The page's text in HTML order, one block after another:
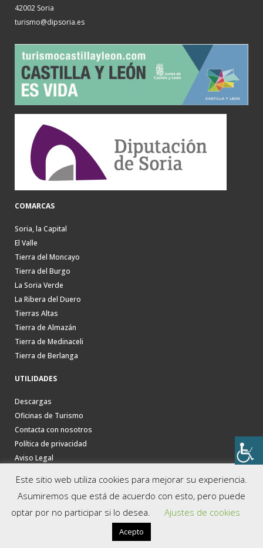
42002 Soria
turismo@dipsoria.es
COMARCAS
Soria, la Capital
El Valle
Tierra del Moncayo
Tierra del Burgo
La Soria Verde
La Ribera del Duero
Tierras Altas
Tierra de Almazán
Tierra de Medinaceli
Tierra de Berlanga
UTILIDADES
Descargas
Oficinas de Turismo
Contacta con nosotros
Política de privacidad
Aviso Legal
Este sitio web utiliza cookies para mejorar su experiencia.
Asumiremos que está de acuerdo con esto, pero puede
optar por no participar si lo desea.
Ajustes de cookies
Acepto